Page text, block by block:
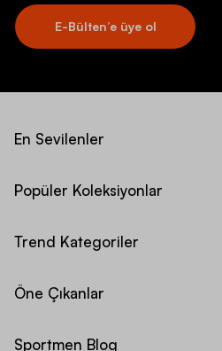
E-Bülten’e üye ol
En Sevilenler
Popüler Koleksiyonlar
Trend Kategoriler
Öne Çıkanlar
Sportmen Blog